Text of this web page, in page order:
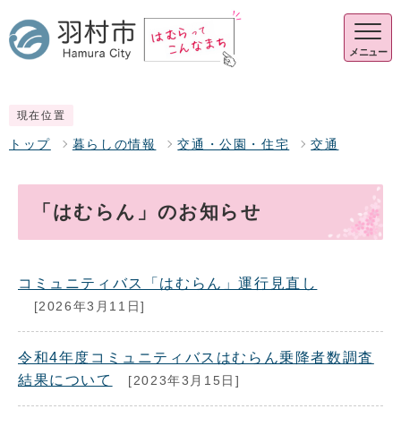
メニュー
現在位置
トップ 暮らしの情報 交通・公園・住宅 交通
「はむらん」のお知らせ
コミュニティバス「はむらん」運行見直し
[2026年3月11日]
令和4年度コミュニティバスはむらん乗降者数調査
結果について
[2023年3月15日]